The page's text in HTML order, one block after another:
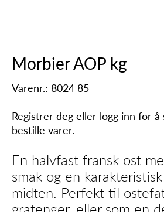
Morbier AOP kg
Varenr.: 8024 85
Registrer deg eller logg inn for å
bestille varer.
En halvfast fransk ost
smak og en
midten. Perfekt til